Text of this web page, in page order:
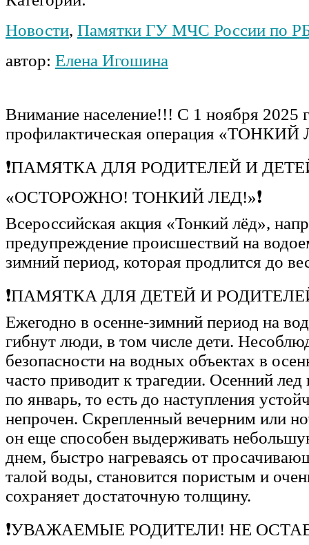
Новости, Памятки ГУ МЧС России по
автор: Елена Игошина
Внимание население!!! С 1 ноября 2025
профилактическая операция «ТОНКИЙ
❗ПАМЯТКА ДЛЯ РОДИТЕЛЕЙ И
«ОСТОРОЖНО! ТОНКИЙ ЛЕД!»❗
Всероссийская акция «Тонкий лёд»,
предупреждение происшествий на
зимний период, которая продлится до
❗ПАМЯТКА ДЛЯ ДЕТЕЙ И
Ежегодно в осенне-зимний период на
гибнут люди, в том числе дети.
безопасности на водных объектах в
часто приводит к трагедии. Осенний
по январь, то есть до наступления
непрочен. Скрепленный вечерним или
он еще способен выдерживать
днем, быстро нагреваясь от
талой воды, становится пористым и
сохраняет достаточную толщину.
❗УВАЖАЕМЫЕ РОДИТЕЛИ! НЕ